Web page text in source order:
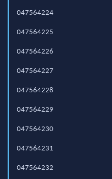
047564224
047564225
047564226
047564227
047564228
047564229
047564230
047564231
047564232